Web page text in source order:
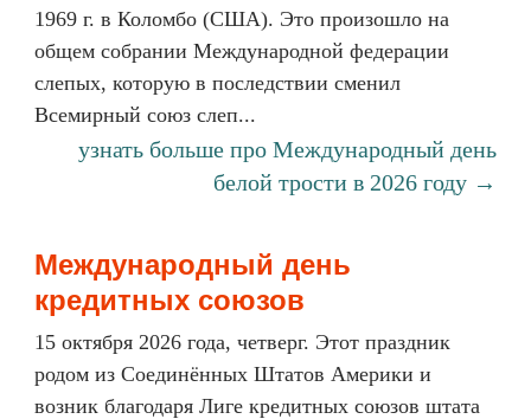
1969 г. в Коломбо (США). Это произошло на
общем собрании Международной федерации
слепых, которую в последствии сменил
Всемирный союз слеп...
узнать больше про Международный день
белой трости в 2026 году →
Международный день
кредитных союзов
15 октября 2026 года, четверг. Этот праздник
родом из Соединённых Штатов Америки и
возник благодаря Лиге кредитных союзов штата